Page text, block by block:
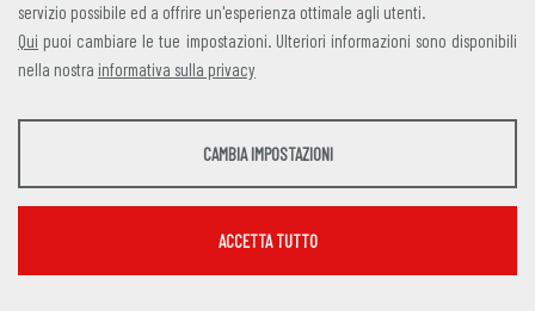
servizio possibile ed a offrire un'esperienza ottimale agli utenti.
Qui puoi cambiare le tue impostazioni. Ulteriori informazioni sono disponibili
nella nostra informativa sulla privacy
STATISTICHE
Google Analytics
CAMBIA IMPOSTAZIONI
ACCETTA TUTTO
credits|privacy|contatti
Alleanza Italiana per lo Sviluppo Sostenibile
Via Farini 17, 00185 Roma C.F. 97893090585 P.IVA 14610671001